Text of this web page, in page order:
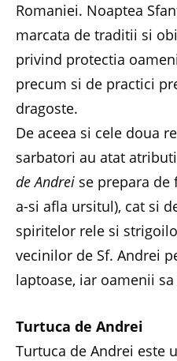
Romaniei. Noaptea
marcata de traditii si
privind protectia
precum si de practici
dragoste.
De aceea si cele doua
sarbatori au atat
de Andrei se prepara
a-si afla ursitul), cat si
spiritelor rele si
vecinilor de Sf. Andrei
laptoase, iar oamenii
Turtuca de Andrei
Turtuca de Andrei este